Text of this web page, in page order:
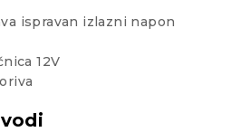
ispravan izlazni napon
12V